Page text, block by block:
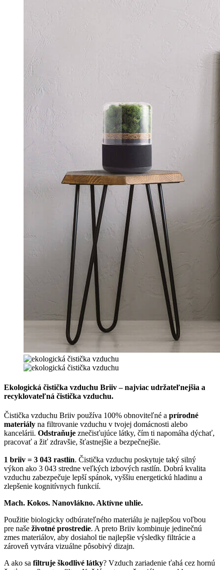
Ekologická čistička vzduchu Briiv –najviac udržateľnejšia a
recyklovateľná čistička vzduchu.
Čistička vzduchu Briiv používa 100% obnoviteľné a prírodné
materiály na filtrovanie vzduchu v tvojej domácnosti alebo
kancelárii. Odstraňuje znečisťujúce látky, čím ti napomáha dýchať,
pracovať a žiť zdravšie, šťastnejšie a bezpečnejšie.
1 briiv = 3 043 rastlín. Čistička vzduchu poskytuje taký silný
výkon ako 3 043 stredne veľkých izbových rastlín. Dobrá kvalita
vzduchu zabezpečuje lepší spánok, vyššiu energetickú hladinu a
zlepšenie kognitívnych funkcií.
Mach. Kokos. Nanovlákno. Aktívne uhlie.
Použitie biologicky odbúrateľného materiálu je najlepšou voľbou
pre naše životné prostredie. A preto Briiv kombinuje jedinečnú
zmes materiálov, aby dosiahol tie najlepšie výsledky filtrácie a
zároveň vytvára vizuálne pôsobivý dizajn.
A ako sa filtruje škodlivé látky? Vzduch zariadenie ťahá cez hornú